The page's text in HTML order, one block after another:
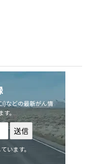
などの最新がん情
。
います。